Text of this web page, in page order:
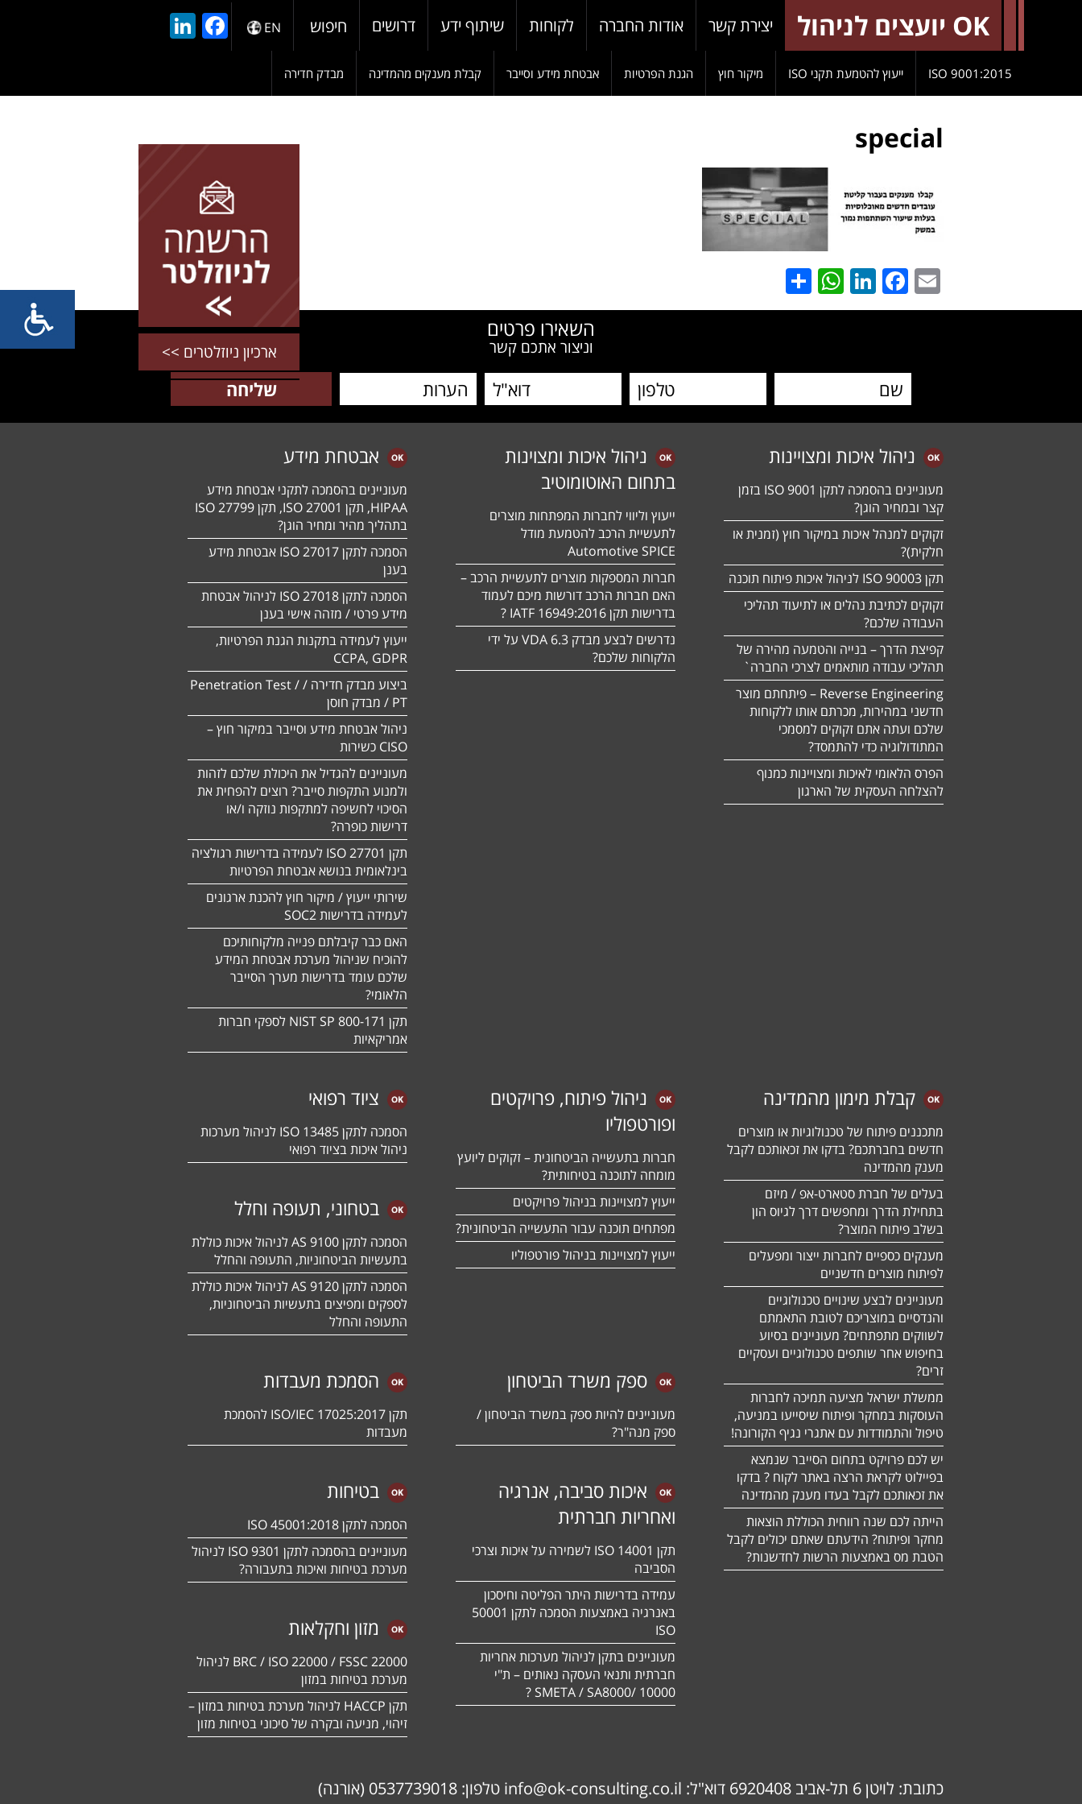
OK יועצים לניהול יצירת קשר אודות החברה לקוחות שיתוף ידע דרושים חיפוש EN
Facebook
9001:2015 ISO ייעוץ להטמעת תקני ISO מיקור חוץ הגנת הפרטיות אבטחת מידע וסייבר קבלת מענקים מהמדינה מבדק חדירה
special
Email
Facebook
LinkedIn
WhatsApp
ארכיון ניוזלטרים >>
השאירו פרטים
וניצור אתכם קשר
ניהול איכות ומצויינות
מעוניינים בהסמכה לתקן ISO 9001 בזמן
קצר ובמחיר הוגן?
זקוקים למנהל איכות במיקור חוץ (זמנית או
חלקית)?
תקן ISO 90003 לניהול איכות פיתוח תוכנה
זקוקים לכתיבת נהלים או לתיעוד תהליכי
העבודה שלכם?
קפיצת הדרך – בנייה והטמעה מהירה של
תהליכי עבודה מותאמים לצרכי החברה`
Reverse Engineering – פיתחתם מוצר
חדשני במהירות, מכרתם אותו ללקוחות
שלכם ועתה אתם זקוקים למסמכי
המתודולוגיה כדי להתמסד?
הפרס הלאומי לאיכות ומצויינות כמנוף
להצלחה העסקית של הארגון
ניהול איכות ומצוינות
בתחום האוטומוטיב
ייעוץ וליווי לחברות המפתחות מוצרים
לתעשיית הרכב להטמעת מודל
Automotive SPICE
חברות המספקות מוצרים לתעשיית הרכב –
האם חברות הרכב דורשות מיכם לעמוד
בדרישות תקן 16949:2016 IATF ?
נדרשים לבצע מבדק VDA 6.3 על ידי
הלקוחות שלכם?
אבטחת מידע
מעוניינים בהסמכה לתקני אבטחת מידע
בתהליך מהיר ומחיר הוגן?
הסמכה לתקן 27017 ISO אבטחת מידע
בענן
הסמכה לתקן ISO 27018 לניהול אבטחת
מידע פרטי / מזהה אישי בענן
ייעוץ לעמידה בתקנות הגנת הפרטיות,
CCPA, GDPR
ביצוע מבדק חדירה / Penetration Test /
PT / מבדק חוסן
ניהול אבטחת מידע וסייבר במיקור חוץ –
CISO כשירות
מעוניינים להגדיל את היכולת שלכם לזהות
ולמנוע התקפות סייבר? רוצים להפחית את
הסיכוי לחשיפה למתקפות נוזקה ו/או
דרישות כופרה?
תקן 27701 ISO לעמידה בדרישות רגולציה
בינלאומית בנושא אבטחת הפרטיות
שירותי ייעוץ / מיקור חוץ להכנת ארגונים
לעמידה בדרישות SOC2
האם כבר קיבלתם פנייה מלקוחותיכם
להוכיח שניהול מערכת אבטחת המידע
שלכם עומד בדרישות מערך הסייבר
הלאומי?
תקן NIST SP 800-171 לספקי חברות
אמריקאיות
קבלת מימון מהמדינה
מתכננים פיתוח של טכנולוגיות או מוצרים
חדשים בחברתכם? בדקו את זכאותכם לקבל
מענק מהמדינה
בעלים של חברת סטארט-אפ / מיזם
בתחילת הדרך ומחפשים דרך לגיוס הון
בשלב פיתוח המוצר?
מענקים כספיים לחברות ייצור ומפעלים
לפיתוח מוצרים חדשניים
מעוניינים לבצע שינויים טכנולוגיים
והנדסיים במוצריכם לטובת התאמתם
לשווקים מתפתחים? מעוניינים בסיוע
בחיפוש אחר שותפים טכנולוגיים ועסקיים
זרים?
ממשלת ישראל מציעה תמיכה לחברות
העוסקות במחקר ופיתוח שיסייעו במניעה,
טיפול והתמודדות עם אתגרי נגיף הקורונה!
יש לכם פרויקט בתחום הסייבר שנמצא
בפיילוט לקראת הרצה באתר לקוח ? בדקו
את זכאותכם לקבל בעדו מענק מהמדינה
הייתה לכם שנה רווחית הכוללת הוצאות
מחקר ופיתוח? הידעתם שאתם יכולים לקבל
הטבת מס באמצעות הרשות לחדשנות?
ניהול פיתוח, פרויקטים
ופורטפוליו
חברות בתעשייה הביטחונית – זקוקים ליועץ
מומחה לתוכנה בטיחותית?
ייעוץ למצויינות בניהול פרויקטים
מפתחים תוכנה עבור התעשייה הביטחונית?
ייעוץ למצויינות בניהול פורטפוליו
ציוד רפואי
הסמכה לתקן 13485 ISO לניהול מערכות
ניהול איכות בציוד רפואי
בטחוני, תעופה וחלל
הסמכה לתקן 9100 AS לניהול איכות כוללת
בתעשיות הביטחוניות, התעופה והחלל
הסמכה לתקן 9120 AS לניהול איכות כוללת
לספקים ומפיצים בתעשיות הביטחוניות,
התעופה והחלל
ספק משרד הביטחון
מעוניינים להיות ספק במשרד הביטחון /
ספק מנה"ר?
הסמכת מעבדות
תקן ISO/IEC 17025:2017 להסמכת
מעבדות
איכות סביבה, אנרגיה
ואחריות חברתית
תקן ISO 14001 לשמירה על איכות וצרכי
הסביבה
עמידה בדרישות היתר הפליטה וחיסכון
באנרגיה באמצעות הסמכה לתקן 50001
ISO
מעוניינים בתקן לניהול מערכות אחריות
חברתית ותנאי העסקה נאותים – ת"י
10000 /SMETA / SA8000 ?
בטיחות
הסמכה לתקן ISO 45001:2018
מעוניינים בהסמכה לתקן ISO 9301 לניהול
מערכת בטיחות ואיכות בתעבורה?
מזון וחקלאות
BRC / ISO 22000 / FSSC 22000 לניהול
מערכת בטיחות במזון
תקן HACCP לניהול מערכת בטיחות במזון –
זיהוי, מניעה ובקרה של סיכוני בטיחות מזון
כתובת: לויטן 6 תל-אביב 6920408 דוא"ל: info@ok-consulting.co.il טלפון: 0537739018 (אורנה)